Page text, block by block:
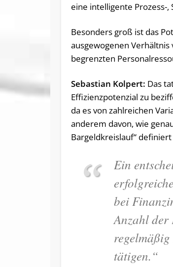
eine intelligente Prozess-
Besonders groß ist das
ausgewogenen
begrenzten
Sebastian Kolpert: Das
Effizienzpotenzial zu
da es von zahlreichen
anderem davon, wie
Bargeldkreislauf“
Ein
bei
Anzahl der
tätigen.“